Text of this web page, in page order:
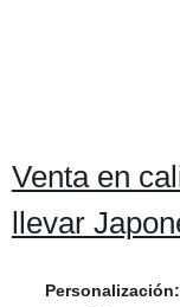
Venta en
llevar
Personalización: